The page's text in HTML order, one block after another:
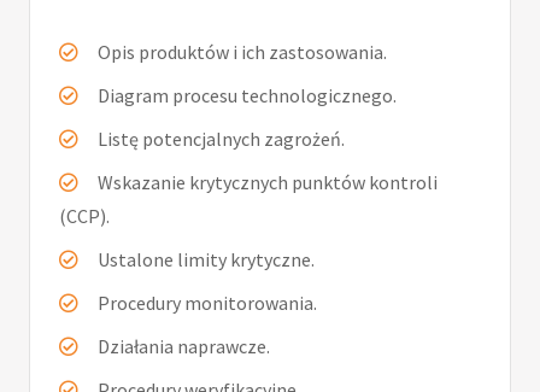
Opis produktów i ich zastosowania.
Diagram procesu technologicznego.
Listę potencjalnych zagrożeń.
Wskazanie krytycznych punktów kontroli
(CCP).
Ustalone limity krytyczne.
Procedury monitorowania.
Działania naprawcze.